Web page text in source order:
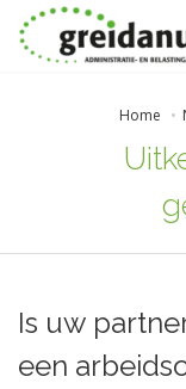
Home
Is uw
een